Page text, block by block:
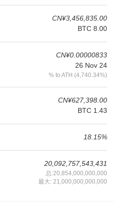
CN¥3,456,835.00
BTC 8.00
CN¥0.00000833
26 Nov 24
% to ATH (4,740.34%)
CN¥627,398.00
BTC 1.43
18.15%
20,092,757,543,431
总:20,854,000,000,000
最大: 21,000,000,000,000
易所上市，保持稳定的交易量，表
目拥有活跃的治理模型，社区提案和
是在去中心化金融（DeFi）和社区
的，使他们能够参与一个促进金融
统。它提供了基本工具和资源，包
赋予构建和整合利用Nutcoin区块链
验并扩展生态系统的实用性。 次要
供者，通过质押和治理机制参与，
这种协作环境促进了一个充满活力
持续性，符合其创建更可及金融环